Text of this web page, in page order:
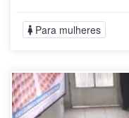
Para mulheres